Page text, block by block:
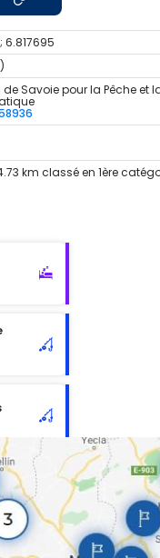
6.817695
Savoie pour la Pêche et
km classé en 1ère